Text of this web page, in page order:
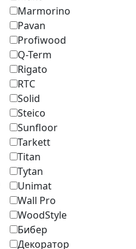
Marmоrino
Pavan
Profiwood
Q-Term
Rigato
RTC
Solid
Steico
Sunfloor
Tarkett
Titan
Tytan
Unimat
Wall Pro
WoodStyle
Бибер
Декоратор